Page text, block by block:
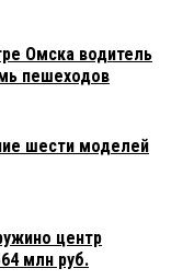
Омска водитель
пешеходов
шести моделей
центр
млн руб.